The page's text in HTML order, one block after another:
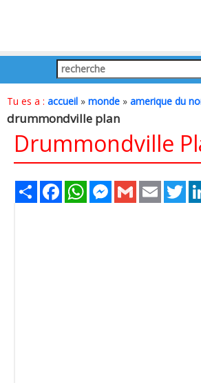
Tu es a : accueil » monde » amerique du
drummondville plan
Drummondville
Share FacebookWhatsAppMessenger
Gmail Email